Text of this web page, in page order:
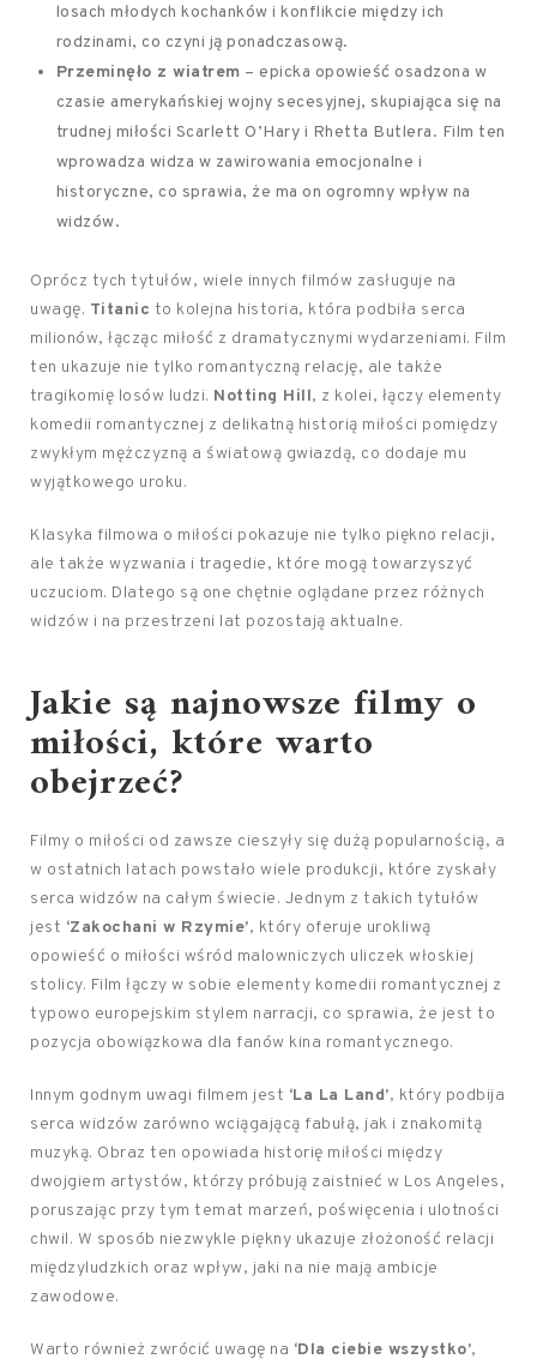
losach młodych kochanków i konflikcie między ich
rodzinami, co czyni ją ponadczasową.
Przeminęło z wiatrem – epicka opowieść osadzona w
czasie amerykańskiej wojny secesyjnej, skupiająca się na
trudnej miłości Scarlett O’Hary i Rhetta Butlera. Film ten
wprowadza widza w zawirowania emocjonalne i
historyczne, co sprawia, że ma on ogromny wpływ na
widzów.
Oprócz tych tytułów, wiele innych filmów zasługuje na
uwagę. Titanic to kolejna historia, która podbiła serca
milionów, łącząc miłość z dramatycznymi wydarzeniami. Film
ten ukazuje nie tylko romantyczną relację, ale także
tragikomię losów ludzi. Notting Hill, z kolei, łączy elementy
komedii romantycznej z delikatną historią miłości pomiędzy
zwykłym mężczyzną a światową gwiazdą, co dodaje mu
wyjątkowego uroku.
Klasyka filmowa o miłości pokazuje nie tylko piękno relacji,
ale także wyzwania i tragedie, które mogą towarzyszyć
uczuciom. Dlatego są one chętnie oglądane przez różnych
widzów i na przestrzeni lat pozostają aktualne.
Jakie są najnowsze filmy o
miłości, które warto
obejrzeć?
Filmy o miłości od zawsze cieszyły się dużą popularnością, a
w ostatnich latach powstało wiele produkcji, które zyskały
serca widzów na całym świecie. Jednym z takich tytułów
jest ‘Zakochani w Rzymie’, który oferuje urokliwą
opowieść o miłości wśród malowniczych uliczek włoskiej
stolicy. Film łączy w sobie elementy komedii romantycznej z
typowo europejskim stylem narracji, co sprawia, że jest to
pozycja obowiązkowa dla fanów kina romantycznego.
Innym godnym uwagi filmem jest ‘La La Land’, który podbija
serca widzów zarówno wciągającą fabułą, jak i znakomitą
muzyką. Obraz ten opowiada historię miłości między
dwojgiem artystów, którzy próbują zaistnieć w Los Angeles,
poruszając przy tym temat marzeń, poświęcenia i ulotności
chwil. W sposób niezwykle piękny ukazuje złożoność relacji
międzyludzkich oraz wpływ, jaki na nie mają ambicje
zawodowe.
Warto również zwrócić uwagę na ‘Dla ciebie wszystko’,